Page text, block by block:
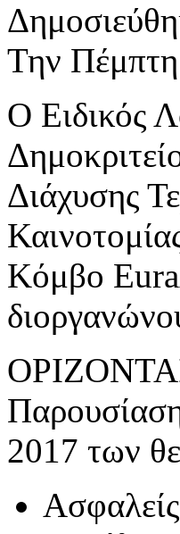
Την
Ο Ειδικός
Διάχυσης
Κόμβο
2017 των